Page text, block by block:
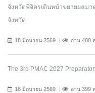
จังหวัดพิจิตรเดินหน้าขยายผลมา
จังหวัด
18 มิถุนายน 2569 อ่าน 480
The 3rd PMAC 2027
18 มิถุนายน 2569 อ่าน 399